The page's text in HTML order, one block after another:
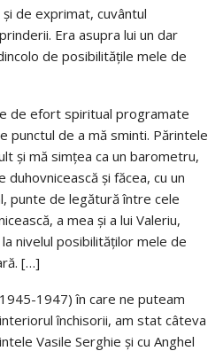
de exprimat, cuvântul
Era asupra lui un dar
de posibilităţile mele de
de efort spiritual programate
punctul de a mă sminti. Părintele
şi mă simţea ca un barometru,
şi făcea, cu un
punte de legătură între cele
a mea şi a lui Valeriu,
nivelul posibilităţilor mele de
[…]
1947) în care ne puteam
închisorii, am stat câteva
Vasile Serghie şi cu Anghel